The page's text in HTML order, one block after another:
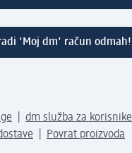
'Moj dm' račun odmah!
dm služba za korisnike
Povrat proizvoda